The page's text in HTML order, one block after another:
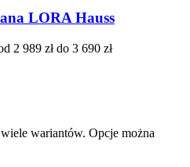
LORA Hauss
2 989 zł do 3 690 zł
wariantów. Opcje można